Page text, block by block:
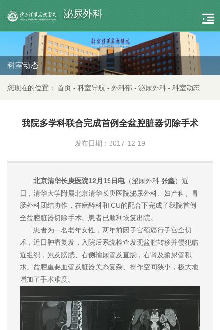
泌尿外科
科室动态
您现在的位置： 首页 - 科室导航 - 外科部 - 泌尿外科 - 科室动态
我院多学科联合完成首例全盆腔脏器切除手术
发布日期：2017-12-19
北京清华长庚医院12月19日电（泌尿外科 张鑫）近
日，清华大学附属北京清华长庚医院泌尿外科、妇产科、胃
肠外科团结协作，在麻醉科和ICU的配合下完成了我院首例
全盆腔脏器切除手术。患者已顺利恢复出院。
患者为一名老年女性，两年前因子宫颈癌行子宫全切
术，近日肿瘤复发，入院后系统检查发现盆腔转移并侵犯临
近组织，累及膀胱、右侧输尿管及直肠，右肾及输尿管积
水。盆腔重要血管及脏器关系复杂、操作空间狭小，极大地
增加了手术难度。